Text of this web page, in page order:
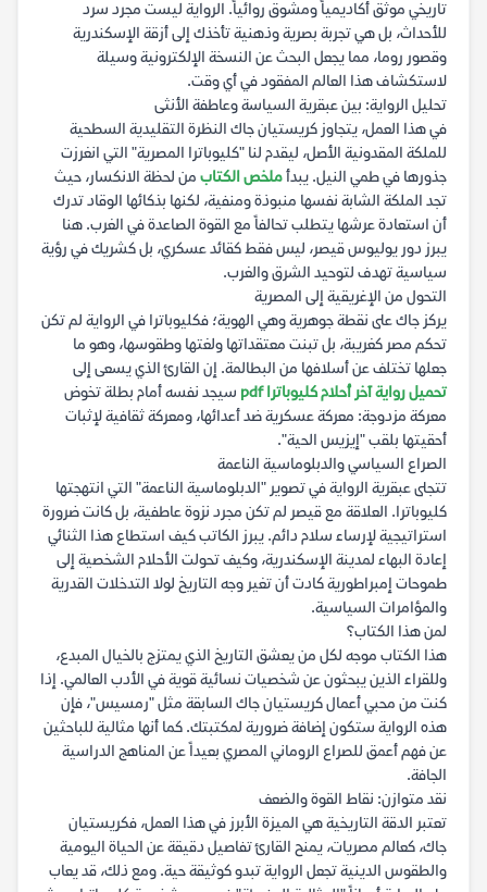
تاريخي موثق أكاديمياً ومشوق روائياً. الرواية ليست مجرد سرد
للأحداث، بل هي تجربة بصرية وذهنية تأخذك إلى أزقة الإسكندرية
وقصور روما، مما يجعل البحث عن النسخة الإلكترونية وسيلة
لاستكشاف هذا العالم المفقود في أي وقت.
تحليل الرواية: بين عبقرية السياسة وعاطفة الأنثى
في هذا العمل، يتجاوز كريستيان جاك النظرة التقليدية السطحية
للملكة المقدونية الأصل، ليقدم لنا "كليوباترا المصرية" التي انغرزت
جذورها في طمي النيل. يبدأملخص الكتاب من لحظة الانكسار، حيث
تجد الملكة الشابة نفسها منبوذة ومنفية، لكنها بذكائها الوقاد تدرك
أن استعادة عرشها يتطلب تحالفاً مع القوة الصاعدة في الغرب. هنا
يبرز دور يوليوس قيصر، ليس فقط كقائد عسكري، بل كشريك في رؤية
سياسية تهدف لتوحيد الشرق والغرب.
التحول من الإغريقية إلى المصرية
يركز جاك على نقطة جوهرية وهي الهوية؛ فكليوباترا في الرواية لم تكن
تحكم مصر كغريبة، بل تبنت معتقداتها ولغتها وطقوسها، وهو ما
جعلها تختلف عن أسلافها من البطالمة. إن القارئ الذي يسعى إلى
تحميل رواية آخر أحلام كليوباترا pdf
سيجد نفسه أمام بطلة تخوض
معركة مزدوجة: معركة عسكرية ضد أعدائها، ومعركة ثقافية لإثبات
أحقيتها بلقب "إيزيس الحية".
الصراع السياسي والدبلوماسية الناعمة
تتجلى عبقرية الرواية في تصوير "الدبلوماسية الناعمة" التي انتهجتها
كليوباترا. العلاقة مع قيصر لم تكن مجرد نزوة عاطفية، بل كانت ضرورة
استراتيجية لإرساء سلام دائم. يبرز الكاتب كيف استطاع هذا الثنائي
إعادة البهاء لمدينة الإسكندرية، وكيف تحولت الأحلام الشخصية إلى
طموحات إمبراطورية كادت أن تغير وجه التاريخ لولا التدخلات القدرية
والمؤامرات السياسية.
لمن هذا الكتاب؟
هذا الكتاب موجه لكل من يعشق التاريخ الذي يمتزج بالخيال المبدع،
وللقراء الذين يبحثون عن شخصيات نسائية قوية في الأدب العالمي. إذا
كنت من محبي أعمال كريستيان جاك السابقة مثل "رمسيس"، فإن
هذه الرواية ستكون إضافة ضرورية لمكتبتك. كما أنها مثالية للباحثين
عن فهم أعمق للصراع الروماني المصري بعيداً عن المناهج الدراسية
الجافة.
نقد متوازن: نقاط القوة والضعف
تعتبر الدقة التاريخية هي الميزة الأبرز في هذا العمل، فكريستيان
جاك، كعالم مصريات، يمنح القارئ تفاصيل دقيقة عن الحياة اليومية
والطقوس الدينية تجعل الرواية تبدو كوثيقة حية. ومع ذلك، قد يعاب